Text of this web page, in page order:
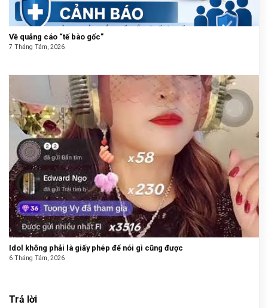
Về quảng cáo “tế bào gốc”
7 Tháng Tám, 2026
Idol không phải là giấy phép để nói gì cũng được
6 Tháng Tám, 2026
Trả lời